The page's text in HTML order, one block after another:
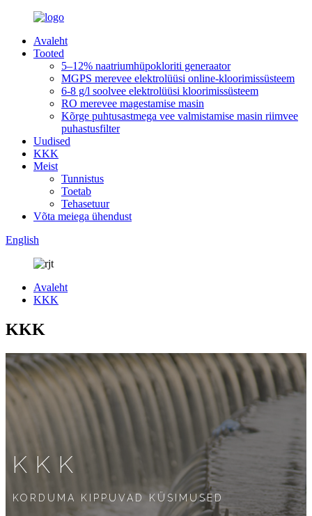
Avaleht
Tooted
5–12% naatriumhüpokloriti generaator
MGPS merevee elektrolüüsi online-kloorimissüsteem
6-8 g/l soolvee elektrolüüsi kloorimissüsteem
RO merevee magestamise masin
Kõrge puhtusastmega vee valmistamise masin riimvee
puhastusfilter
Uudised
KKK
Meist
Tunnistus
Toetab
Tehasetuur
Võta meiega ühendust
English
Avaleht
KKK
KKK
KKK
KORDUMA KIPPUVAD KÜSIMUSED